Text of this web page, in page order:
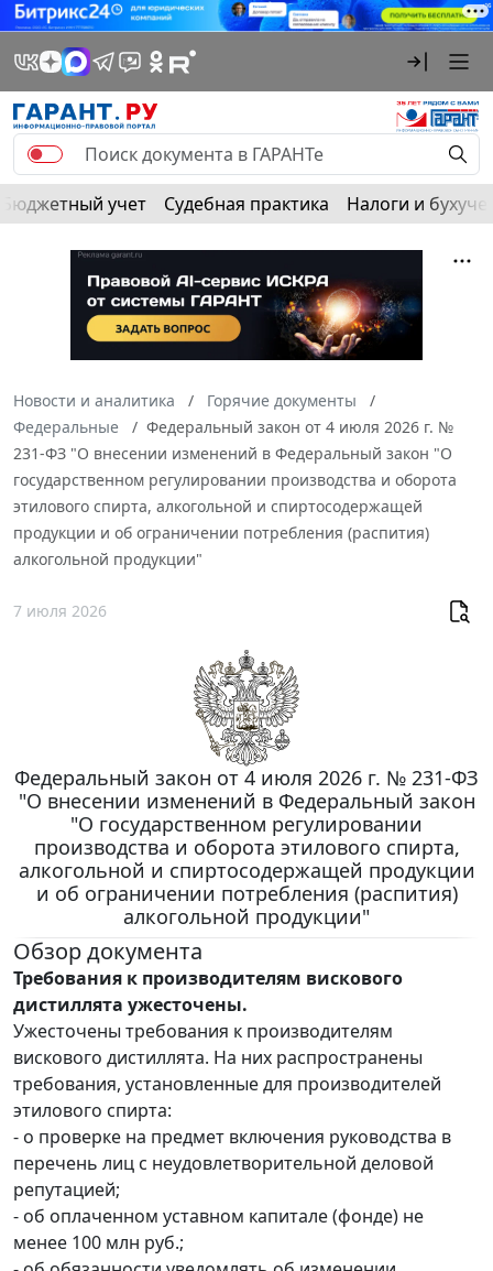
Бюджетный учет Судебная практика Налоги и
Новости и аналитика
Горячие документы
Федеральные
Федеральный закон от 4 июля 2026 г. №
231-ФЗ "О внесении изменений в Федеральный закон "О
государственном регулировании производства и оборота
этилового спирта, алкогольной и спиртосодержащей
продукции и об ограничении потребления (распития)
алкогольной продукции"
7 июля 2026
Федеральный закон от 4 июля 2026 г. № 231-ФЗ
"О внесении изменений в Федеральный закон
"О государственном регулировании
производства и оборота этилового спирта,
алкогольной и спиртосодержащей продукции
и об ограничении потребления (распития)
алкогольной продукции"
Обзор документа
Требования к производителям вискового
дистиллята ужесточены.
Ужесточены требования к производителям
вискового дистиллята. На них распространены
требования, установленные для производителей
этилового спирта:
- о проверке на предмет включения руководства в
перечень лиц с неудовлетворительной деловой
репутацией;
- об оплаченном уставном капитале (фонде) не
менее 100 млн руб.;